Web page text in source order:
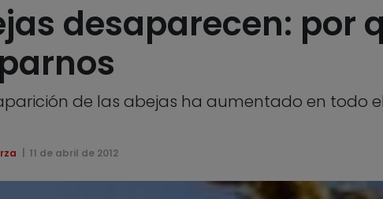
desaparecen: por
de las abejas ha aumentado en todo
11 de abril de 2012